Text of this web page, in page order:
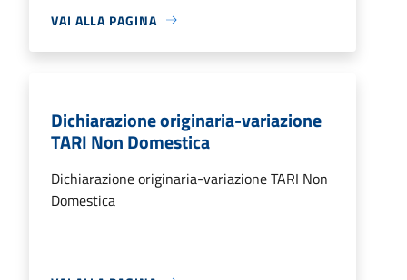
VAI ALLA PAGINA
Dichiarazione originaria-variazione
TARI Non Domestica
Dichiarazione originaria-variazione TARI Non
Domestica